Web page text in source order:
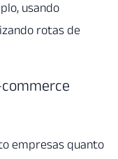
usando
rotas de
empresas quanto